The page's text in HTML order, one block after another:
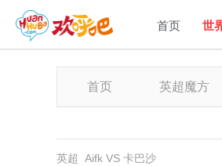
首页 世
首页 英超魔方
英超 Aifk VS 卡巴沙